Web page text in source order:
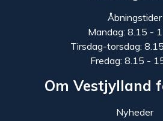
Åbningstider
Mandag: 8.15 -
Tirsdag-torsdag:
Fredag: 8.15 -
Om Vestjylland
Nyheder